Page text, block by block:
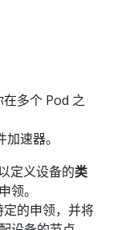
多个 Pod 之
速器。
定义设备的类
领。
的申领，并将